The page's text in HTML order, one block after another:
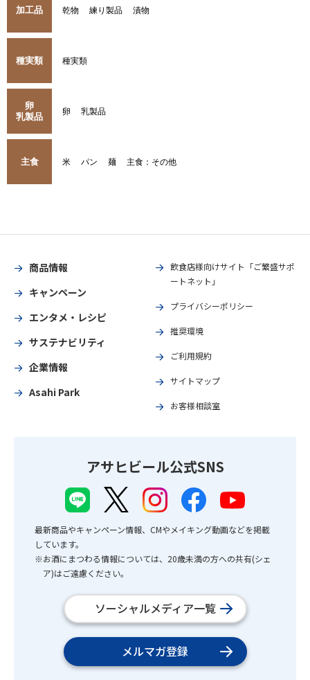
加工品 乾物 練り製品 漬物
種実類 種実類
卵
乳製品
卵 乳製品
主食 米 パン 麺 主食：その他
商品情報
キャンペーン
エンタメ・レシピ
サステナビリティ
企業情報
Asahi Park
飲食店様向けサイト「ご繁盛サポ
ートネット」
プライバシーポリシー
推奨環境
ご利用規約
サイトマップ
お客様相談室
アサヒビール公式SNS
最新商品やキャンペーン情報、CMやメイキング動画などを掲載
しています。
※お酒にまつわる情報については、20歳未満の方への共有(シェ
ア)はご遠慮ください。
ソーシャルメディア一覧
メルマガ登録